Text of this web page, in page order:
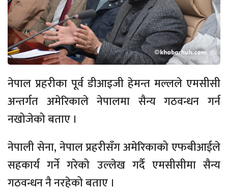
नेपाल प्रहरीका पूर्व डीआइजी हेमन्त मल्लले एमसीसी
अन्तर्गत अमेरिकाले नेपालमा सैन्य गठवन्धन गर्न
नखोजेको बताए ।
नेपाली सेना, नेपाल प्रहरीसँग अमेरिकाको एफबीआईले
सहकार्य गर्ने गरेको उल्लेख गर्दै एमसीसीमा सैन्य
गठवन्धन नै नरहेको बताए ।